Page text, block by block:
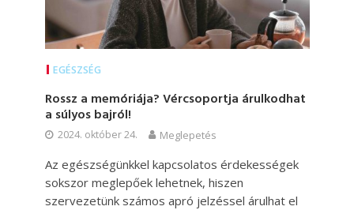
EGÉSZSÉG
Rossz a memóriája? Vércsoportja árulkodhat
a súlyos bajról!
2024. október 24. Meglepetés
Az egészségünkkel kapcsolatos érdekességek
sokszor meglepőek lehetnek, hiszen
szervezetünk számos apró jelzéssel árulhat el